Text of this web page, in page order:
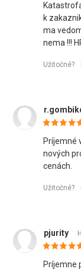
k
ma
nema !!!
Užitočné?
Príjemné
nových
cenách.
Užitočné?
pjurity
Príjemne